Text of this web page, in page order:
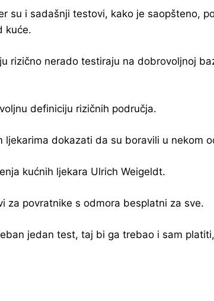
su i sadašnji testovi, kako je saopšteno,
kuće.
rizično nerado testiraju na dobrovoljnoj
definiciju rizičnih područja.
dokazati da su boravili u nekom
kućnih ljekara Ulrich Weigeldt.
za povratnike s odmora besplatni za sve.
jedan test, taj bi ga trebao i sam